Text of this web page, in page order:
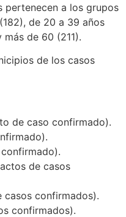
pertenecen a los grupos
de 20 a 39 años
de 60 (211).
de los casos
de caso confirmado).
de casos
casos confirmados).
confirmados).